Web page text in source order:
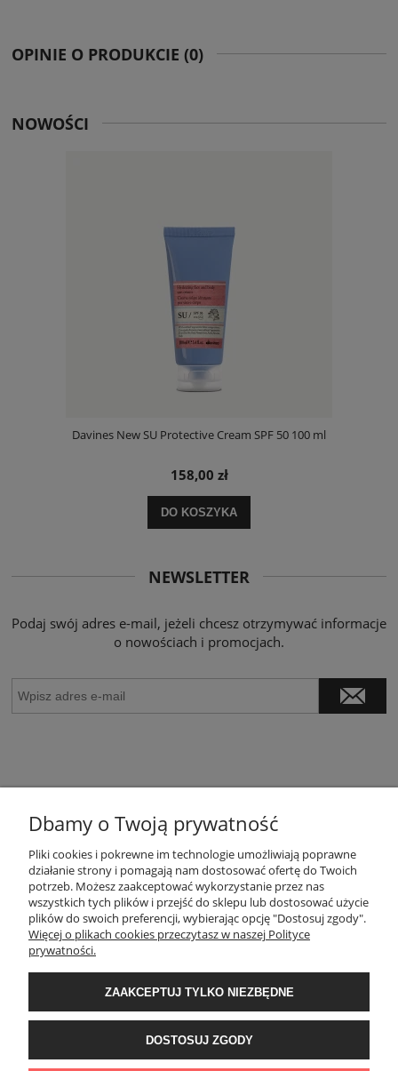
OPINIE O PRODUKCIE (0)
NOWOŚCI
Davines New SU Protective Cream SPF 50 100 ml
158,00 zł
DO KOSZYKA
NEWSLETTER
Podaj swój adres e-mail, jeżeli chcesz otrzymywać informacje
o nowościach i promocjach.
O NAS / KONTAKT
POMOC
MOJE KONTO
PŁATNOŚCI I DOSTAWA
Dbamy o Twoją prywatność
Pliki cookies i pokrewne im technologie umożliwiają poprawne
działanie strony i pomagają nam dostosować ofertę do Twoich
potrzeb. Możesz zaakceptować wykorzystanie przez nas
wszystkich tych plików i przejść do sklepu lub dostosować użycie
plików do swoich preferencji, wybierając opcję "Dostosuj zgody".
Więcej o plikach cookies przeczytasz w naszej Polityce
prywatności.
ZAAKCEPTUJ TYLKO NIEZBĘDNE
DOSTOSUJ ZGODY